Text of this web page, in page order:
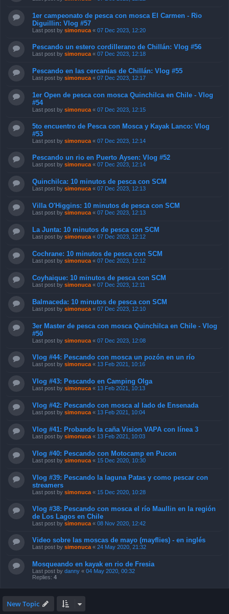
1er campeonato de pesca con mosca El Carmen - Rio
Diguillin: Vlog #57
Last post by simonuca « 07 Dec 2023, 12:20
Pescando un estero cordillerano de Chillán: Vlog #56
Last post by simonuca « 07 Dec 2023, 12:18
Pescando en las cercanías de Chillán: Vlog #55
Last post by simonuca « 07 Dec 2023, 12:17
1er Open de pesca con mosca Quinchilca en Chile - Vlog
#54
Last post by simonuca « 07 Dec 2023, 12:15
5to encuentro de Pesca con Mosca y Kayak Lanco: Vlog
#53
Last post by simonuca « 07 Dec 2023, 12:14
Pescando un rio en Puerto Aysen: Vlog #52
Last post by simonuca « 07 Dec 2023, 12:14
Quinchilca: 10 minutos de pesca con SCM
Last post by simonuca « 07 Dec 2023, 12:13
Villa O'Higgins: 10 minutos de pesca con SCM
Last post by simonuca « 07 Dec 2023, 12:13
La Junta: 10 minutos de pesca con SCM
Last post by simonuca « 07 Dec 2023, 12:12
Cochrane: 10 minutos de pesca con SCM
Last post by simonuca « 07 Dec 2023, 12:12
Coyhaique: 10 minutos de pesca con SCM
Last post by simonuca « 07 Dec 2023, 12:11
Balmaceda: 10 minutos de pesca con SCM
Last post by simonuca « 07 Dec 2023, 12:10
3er Master de pesca con mosca Quinchilca en Chile - Vlog
#50
Last post by simonuca « 07 Dec 2023, 12:08
Vlog #44: Pescando con mosca un pozón en un río
Last post by simonuca « 13 Feb 2021, 10:16
Vlog #43: Pescando en Camping Olga
Last post by simonuca « 13 Feb 2021, 10:13
Vlog #42: Pescando con mosca al lado de Ensenada
Last post by simonuca « 13 Feb 2021, 10:04
Vlog #41: Probando la caña Vision VAPA con línea 3
Last post by simonuca « 13 Feb 2021, 10:03
Vlog #40: Pescando con Motocamp en Pucon
Last post by simonuca « 15 Dec 2020, 10:30
Vlog #39: Pescando la laguna Patas y como pescar con
streamers
Last post by simonuca « 15 Dec 2020, 10:28
Vlog #38: Pescando con mosca el río Maullin en la región
de Los Lagos en Chile
Last post by simonuca « 08 Nov 2020, 12:42
Video sobre las moscas de mayo (mayflies) - en inglés
Last post by simonuca « 24 May 2020, 21:32
Mosqueando en kayak en rio de Fresia
Last post by danny « 04 May 2020, 00:32
Replies: 4
New Topic